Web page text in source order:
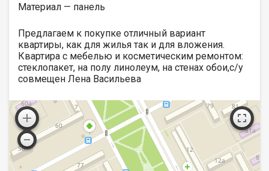
Материал — панель
Предлагаем к покупке отличный вариант
квартиры, как для жилья так и для вложения.
Квартира с мебелью и косметическим ремонтом:
стеклопакет, на полу линолеум, на стенах обои,с/у
совмещен Лена Васильева